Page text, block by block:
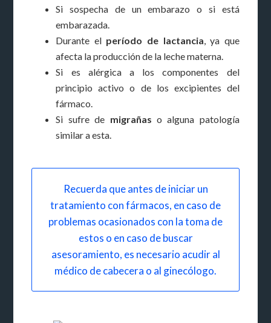
Si sospecha de un embarazo o si está
embarazada.
Durante el período de lactancia, ya que
afecta la producción de la leche materna.
Si es alérgica a los componentes del
principio activo o de los excipientes del
fármaco.
Si sufre de migrañas o alguna patología
similar a esta.
Recuerda que antes de iniciar un
tratamiento con fármacos, en caso de
problemas ocasionados con la toma de
estos o en caso de buscar
asesoramiento, es necesario acudir al
médico de cabecera o al ginecólogo.